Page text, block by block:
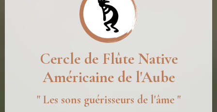
Cercle de Flûte Native
Américaine de l'Aube
" Les sons guérisseurs de l'âme "